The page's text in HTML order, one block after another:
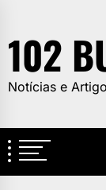
the
content
102
Notícias e